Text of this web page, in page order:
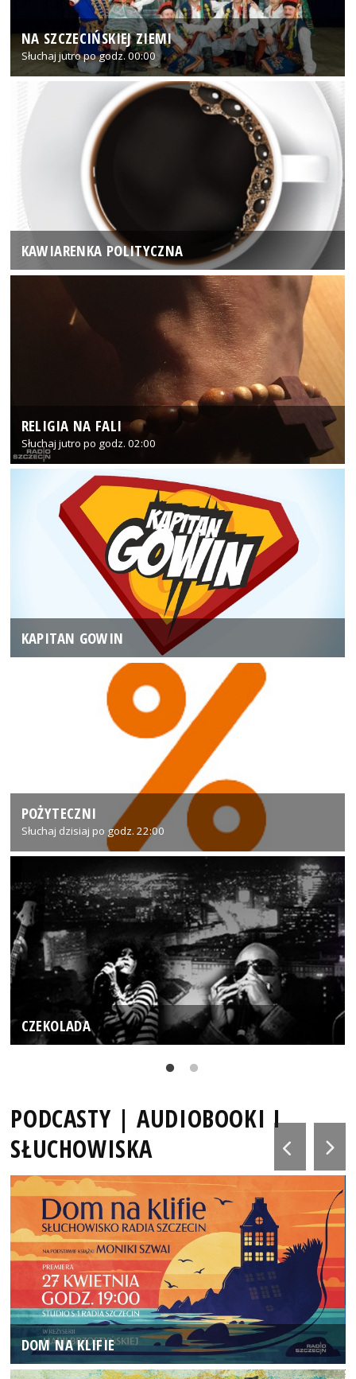
NA SZCZECIŃSKIEJ ZIEMI
Słuchaj jutro po godz. 00:00
KAWIARENKA POLITYCZNA
RELIGIA NA FALI
Słuchaj jutro po godz. 02:00
KAPITAN GOWIN
POŻYTECZNI
Słuchaj dzisiaj po godz. 22:00
CZEKOLADA
PODCASTY | AUDIOBOOKI I
SŁUCHOWISKA
DOM NA KLIFIE